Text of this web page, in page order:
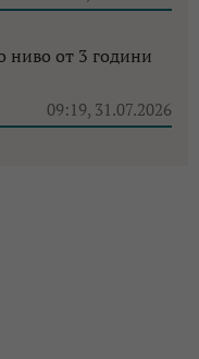
ниво от 3 години
09:19, 31.07.2026